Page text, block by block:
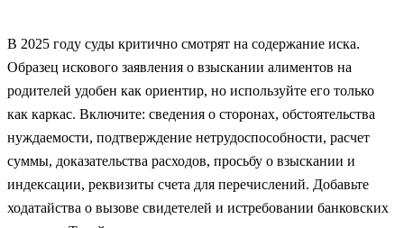
В 2025 году суды критично смотрят на содержание иска.
Образец искового заявления о взыскании алиментов на
родителей удобен как ориентир, но используйте его только
как каркас. Включите: сведения о сторонах, обстоятельства
нуждаемости, подтверждение нетрудоспособности, расчет
суммы, доказательства расходов, просьбу о взыскании и
индексации, реквизиты счета для перечислений. Добавьте
ходатайства о вызове свидетелей и истребовании банковских